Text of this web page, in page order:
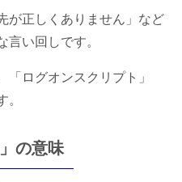
が正しくありません」など
言い回しです。
「ログオンスクリプト」
。
の意味